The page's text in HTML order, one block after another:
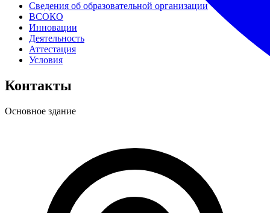
Сведения об образовательной организации
ВСОКО
Инновации
Деятельность
Аттестация
Условия
Контакты
Основное здание